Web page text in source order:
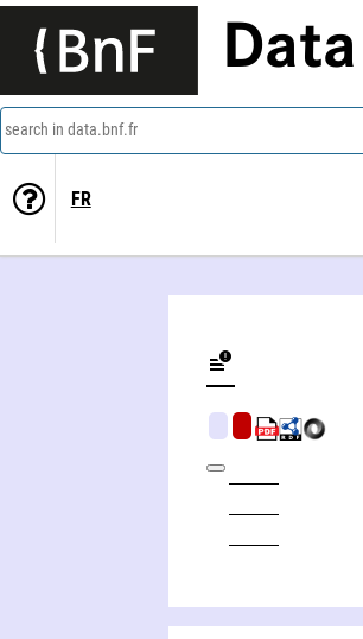
Data
search in data.bnf.fr
FR